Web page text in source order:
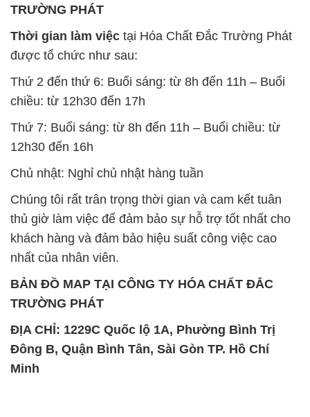
chiều: từ 12h30 đến 17h
Thứ 7: Buổi sáng: từ 8h đến 11h – Buổi chiều: từ
12h30 đến 16h
Chủ nhật: Nghỉ chủ nhật hàng tuần
thủ giờ làm việc để đảm bảo sự hỗ trợ tốt nhất cho
khách hàng và đảm bảo hiệu suất công việc cao
nhất của nhân viên.
BẢN ĐỒ MAP TẠI CÔNG TY HÓA CHẤT ĐẮC
TRƯỜNG PHÁT
ĐỊA CHỈ: 1229C Quốc lộ 1A, Phường Bình Trị
Đông B, Quận Bình Tân, Sài Gòn TP. Hồ Chí
Minh